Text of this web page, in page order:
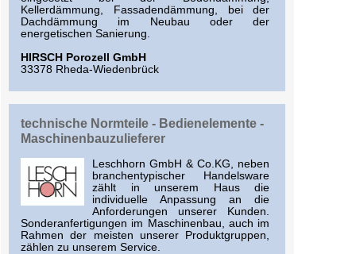
Kellerdämmung, Fassadendämmung, bei der
Dachdämmung im Neubau oder der
energetischen Sanierung.
HIRSCH Porozell GmbH
33378 Rheda-Wiedenbrück
technische Normteile - Bedienelemente -
Maschinenbauzulieferer
Leschhorn GmbH & Co.KG, neben
branchentypischer Handelsware
zählt in unserem Haus die
individuelle Anpassung an die
Anforderungen unserer Kunden.
Sonderanfertigungen im Maschinenbau, auch im
Rahmen der meisten unserer Produktgruppen,
zählen zu unserem Service.